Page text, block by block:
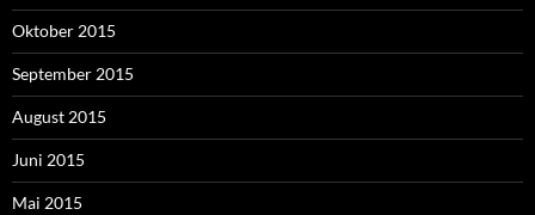
Oktober 2015
September 2015
August 2015
Juni 2015
Mai 2015